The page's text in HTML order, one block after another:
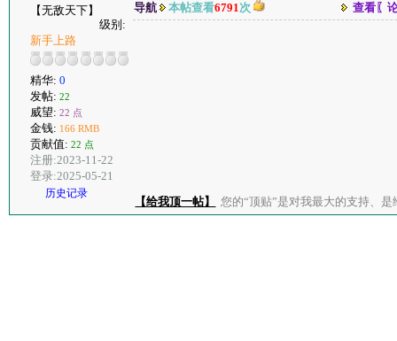
【无敌天下】
级别:
新手上路
精华: 0
发帖: 22
威望: 22 点
金钱: 166 RMB
贡献值: 22 点
注册:2023-11-22
登录:2025-05-21
历史记录
导航 本帖查看6791次 查看〖
【给我顶一帖】 您的“顶贴”是对我最大的支持、